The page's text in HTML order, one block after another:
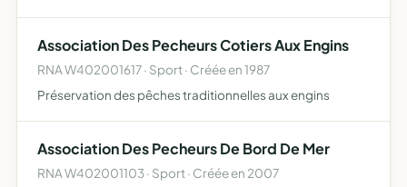
parents,…
Association Des Pecheurs Cotiers Aux Engins
RNA W402001617 · Sport · Créée en 1987
Préservation des pêches traditionnelles aux engins
Association Des Pecheurs De Bord De Mer
RNA W402001103 · Sport · Créée en 2007